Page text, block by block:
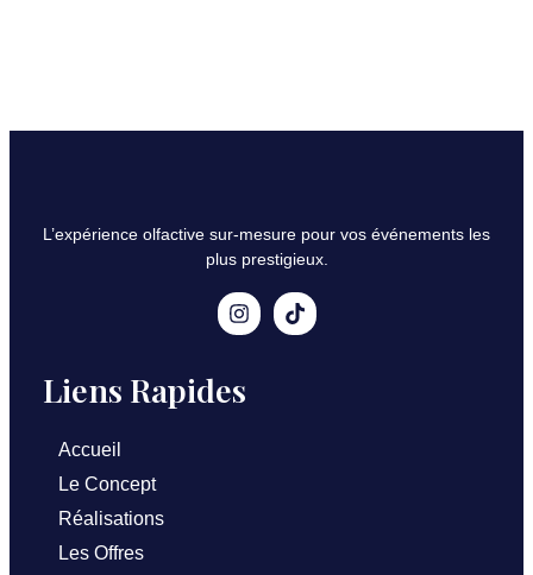
L’expérience olfactive sur-mesure pour vos événements les
plus prestigieux.
Liens Rapides
Accueil
Le Concept
Réalisations
Les Offres